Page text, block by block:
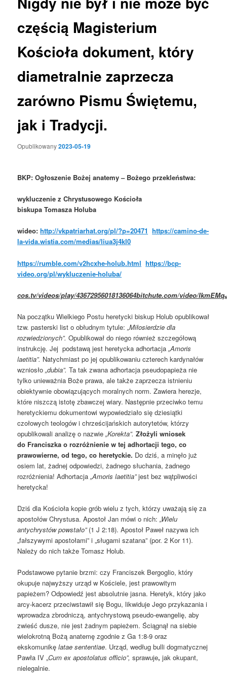
częścią Magisterium
Kościoła dokument, który
diametralnie zaprzecza
zarówno Pismu Świętemu,
jak i Tradycji.
Opublikowany2023-05-19
BKP: Ogłoszenie Bożej anatemy– Bożego przekleństwa:
wykluczenie z Chrystusowego Kościoła
biskupa Tomasza Holuba
wideo:http://vkpatriarhat.org/pl/?p=20471 https://camino-de-
la-vida.wistia.com/medias/liua3j4kl0
https://rumble.com/v2hcxhe-holub.html https://bcp-
video.org/pl/wykluczenie-holuba/
cos.tv/videos/play/43672956018136064bitchute.com/video/
Na początku Wielkiego Postu heretycki biskup Holub opublikował
tzw. pasterski list o obłudnym tytule:„Miłosierdzie dla
rozwiedzionych”. Opublikował do niego również szczegółową
instrukcję. Jej podstawą jest heretycka adhortacja„Amoris
laetitia”. Natychmiast po jej opublikowaniu czterech kardynałów
wzniosło„dubia”. Ta tak zwana adhortacja pseudopapieża nie
tylko unieważnia Boże prawa, ale także zaprzecza istnieniu
obiektywnie obowiązujących moralnych norm. Zawiera herezje,
które niszczą istotę zbawczej wiary. Następnie przeciwko temu
heretyckiemu dokumentowi wypowiedziało się dziesiątki
czołowych teologów i chrześcijańskich autorytetów, którzy
opublikowali analizę o nazwie„Korekta”. Złożyli wniosek
do Franciszka o rozróżnienie w tej adhortacji tego, co
prawowierne, od tego, co heretyckie. Do dziś, a minęło już
osiem lat, żadnej odpowiedzi, żadnego słuchania, żadnego
rozróżnienia! Adhortacja„Amoris laetitia”jest bez wątpliwości
heretycka!
Dziś dla Kościoła kopie grób wielu z tych, którzy uważają się za
apostołów Chrystusa. Apostoł Jan mówi o nich:„Wielu
antychrystów powstało”(1 J 2:18). Apostoł Paweł nazywa ich
„fałszywymi apostołami” i „sługami szatana” (por. 2 Kor 11).
Należy do nich także Tomasz Holub.
Podstawowe pytanie brzmi: czy Franciszek Bergoglio, który
okupuje najwyższy urząd w Kościele, jest prawowitym
papieżem? Odpowiedź jest absolutnie jasna. Heretyk, który jako
arcy-kacerz przeciwstawił się Bogu, likwiduje Jego przykazania i
wprowadza zbrodniczą, antychrystową pseudo-ewangelię, aby
zwieść dusze, nie jest żadnym papieżem. Ściągnął na siebie
wielokrotną Bożą anatemę zgodnie z Ga 1:8-9 oraz
ekskomunikęlatae sententiae. Urząd, według bulli dogmatycznej
Pawła IV „Cum ex apostolatus officio”, sprawuje, jak okupant,
nielegalnie.